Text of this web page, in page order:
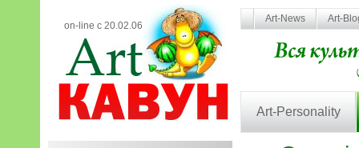
on-line с 20.02.06
Art-News Art-
Art-Personality